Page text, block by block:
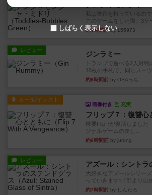
ナンジャモンジャ・
私は吃音を持っているの
このゲームをした際、3ゲ
約4時間前by 155973
レビュー ジンラミー
トランプで遊べる2人対戦
10枚の手札で、同じスーツ
約6時間前 by OSAっち
ルール/インスト
画像付き 充実
フリップ７：復讐心
概要Flip 7が復活しまし
ジナルゲームの楽し...
約6時間前 by jurong
レビュー アズール：シントラ
大好きなアズールシリー
っていきます✨1部より自
約7時間前 by しんたろ
しばらく表示しない